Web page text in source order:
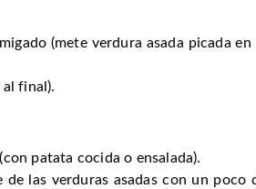
(mete verdura asada picada en
final).
patata cocida o ensalada).
las verduras asadas con un poco